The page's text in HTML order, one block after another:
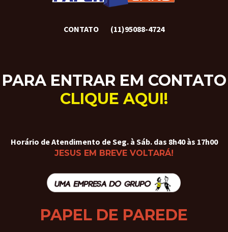
CONTATO (11)95088-4724
PARA ENTRAR EM CONTATO
CLIQUE AQUI!
Horário de Atendimento de Seg. à Sáb. das 8h40 às 17h00
JESUS EM BREVE VOLTARÁ!
PAPEL DE PAREDE